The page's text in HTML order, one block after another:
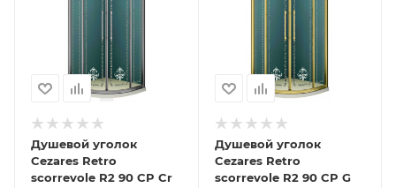
Душевой уголок
Cezares Retro
scorrevole R2 90 CP Cr
Душевой уголок
Cezares Retro
scorrevole R2 90 CP G